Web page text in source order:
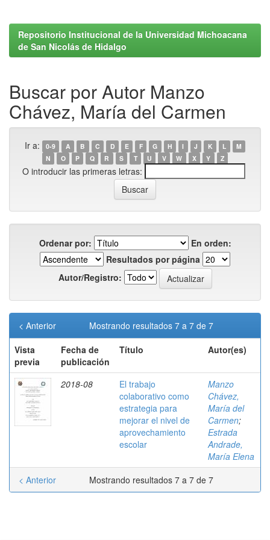
Repositorio Institucional de la Universidad Michoacana
de San Nicolás de Hidalgo
Buscar por Autor Manzo
Chávez, María del Carmen
Ir a: 0-9 A B C D E F G H I J K L
M
N
O P Q R S T U V W X Y Z
O introducir las primeras letras:
Ordenar por:
En orden:
Resultados por página
Autor/Registro:
Mostrando resultados 7 a 7 de 7
< Anterior
Vista
previa
Fecha de
publicación
Título Autor(es)
2018-08
El trabajo
colaborativo como
estrategia para
mejorar el nivel de
aprovechamiento
escolar
Manzo
Chávez,
María del
Carmen;
Estrada
Andrade,
María Elena
Mostrando resultados 7 a 7 de 7
< Anterior